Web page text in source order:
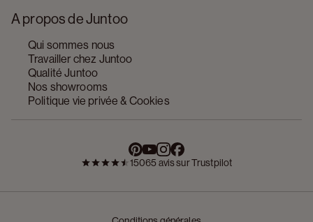
A propos de Juntoo
Qui sommes nous
Travailler chez Juntoo
Qualité Juntoo
Nos showrooms
Politique vie privée & Cookies
15065 avis sur Trustpilot